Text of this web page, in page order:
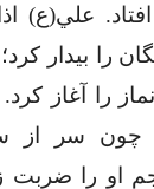
علي(ع)
را بيدار
را آغاز
چون سر از
او را ضربت